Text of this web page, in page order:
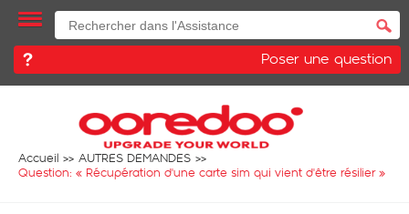
Poser une question
Accueil
AUTRES DEMANDES
Question: « Récupération d'une carte sim qui vient d'être résilier»